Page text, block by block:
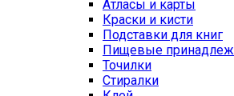
Атласы и карты
Краски и кисти
Подставки для книг
Пищевые
Точилки
Стиралки